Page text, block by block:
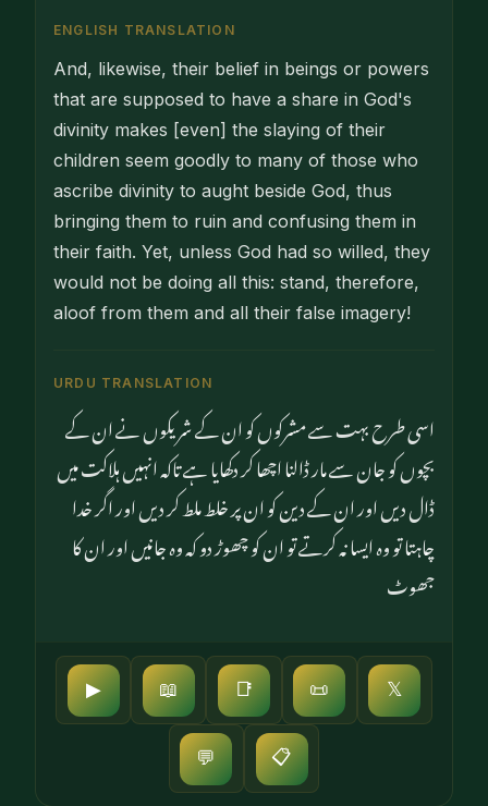
ENGLISH TRANSLATION
And, likewise, their belief in beings or powers
that are supposed to have a share in God's
divinity makes [even] the slaying of their
children seem goodly to many of those who
ascribe divinity to aught beside God, thus
bringing them to ruin and confusing them in
their faith. Yet, unless God had so willed, they
would not be doing all this: stand, therefore,
aloof from them and all their false imagery!
URDU TRANSLATION
اسی طرح بہت سے مشرکوں کو ان کے شریکوں نے ان کے
بچوں کو جان سے مار ڈالنا اچھا کر دکھایا ہے تاکہ انہیں ہلاکت میں
ڈال دیں اور ان کے دین کو ان پر خلط ملط کر دیں اور اگر خدا
چاہتا تو وہ ایسا نہ کرتے تو ان کو چھوڑ دو کہ وہ جانیں اور ان کا
جھوٹ
▶ 📖 📑 📜 𝕏
💬 📋